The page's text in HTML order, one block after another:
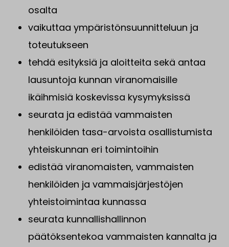
osalta
vaikuttaa ympäristönsuunnitteluun ja
toteutukseen
tehdä esityksiä ja aloitteita sekä antaa
lausuntoja kunnan viranomaisille
ikäihmisiä koskevissa kysymyksissä
seurata ja edistää vammaisten
henkilöiden tasa-arvoista osallistumista
yhteiskunnan eri toimintoihin
edistää viranomaisten, vammaisten
henkilöiden ja vammaisjärjestöjen
yhteistoimintaa kunnassa
seurata kunnallishallinnon
päätöksentekoa vammaisten kannalta ja